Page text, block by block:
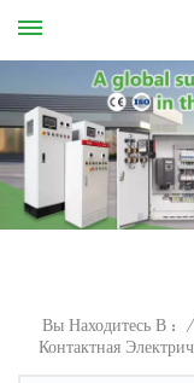
Вы Находитесь В : /
Контактная